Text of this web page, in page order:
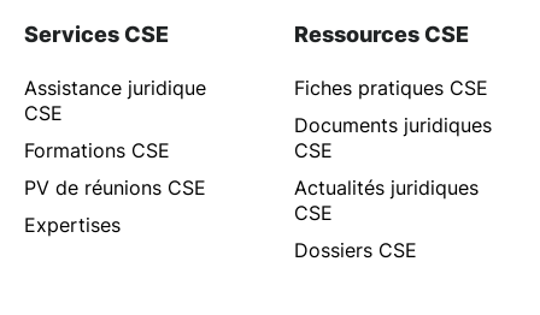
Services CSE
Assistance juridique
CSE
Formations CSE
PV de réunions CSE
Expertises
Ressources CSE
Fiches pratiques CSE
Documents juridiques
CSE
Actualités juridiques
CSE
Dossiers CSE